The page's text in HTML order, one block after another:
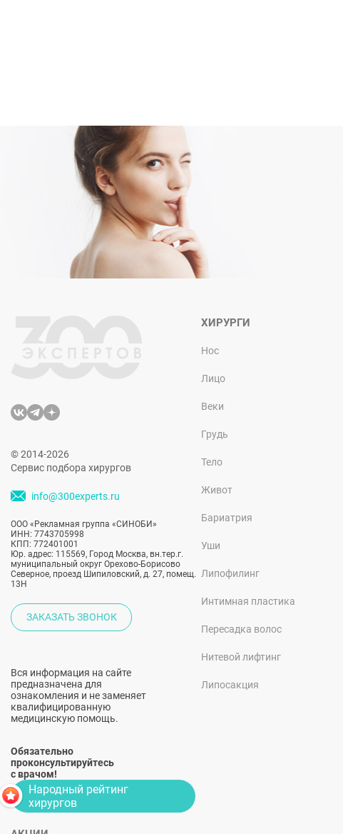
© 2014-2026
Сервис подбора хирургов
info@300experts.ru
ООО «Рекламная группа «СИНОБИ»
ИНН: 7743705998
КПП: 772401001
Юр. адрес: 115569, Город Москва, вн.тер.г.
муниципальный округ Орехово-Борисово
Северное, проезд Шипиловский, д. 27, помещ.
13Н
ЗАКАЗАТЬ ЗВОНОК
Вся информация на сайте
предназначена для
ознакомления и не заменяет
квалифицированную
медицинскую помощь.
Обязательно
проконсультируйтесь
с врачом!
ХИРУРГИ
Нос
Лицо
Веки
Грудь
Тело
Живот
Бариатрия
Уши
Липофилинг
Интимная пластика
Пересадка волос
Нитевой лифтинг
Липосакция
Народный рейтинг
хирургов